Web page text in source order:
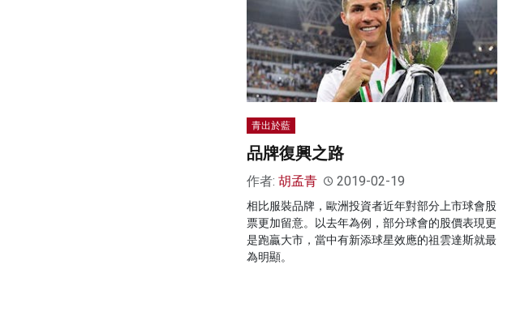
青出於藍
品牌復興之路
作者: 胡孟青 2019-02-19
相比服裝品牌，歐洲投資者近年對部分上市球會股
票更加留意。以去年為例，部分球會的股價表現更
是跑贏大市，當中有新添球星效應的祖雲達斯就最
為明顯。